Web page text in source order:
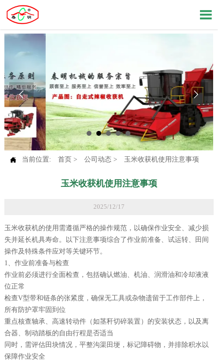

 
 当前位置: 首页 > 公司动态> 玉米收获机使用注意事项
玉米收获机使用注意事项
2025/12/17
玉米收获机的使用需遵循严格的操作规范，以确保作业安全、减少损
失并延长机具寿命。以下注意事项综合了作业前准备、试运转、田间
操作及特殊条件应对等关键环节。
1、作业前准备与检查‌
作业前必须进行全面检查，包括确认燃油、机油、润滑油和冷却液液
位正常‌
检查V型带和链条的张紧度，确保无工具或杂物遗留于工作部件上，
所有防护罩牢固到位‌
重点核查轴承、高速转动件（如茎秆切碎装置）的安装状态，以及离
合器、制动踏板的自由行程是否适当‌
同时，需评估田块情况，平整沟渠田埂，标记障碍物，并排除积水以
保障作业安全‌